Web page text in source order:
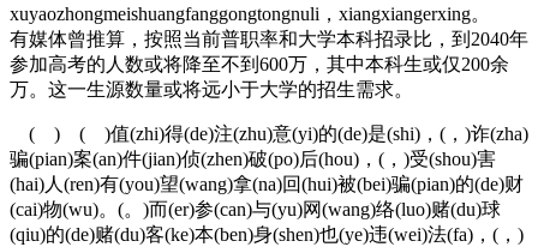
xuyaozhongmeishuangfanggongtongnuli，xiangxiangerxing。
有媒体曾推算，按照当前普职率和大学本科招录比，到2040年
参加高考的人数或将降至不到600万，其中本科生或仅200余
万。这一生源数量或将远小于大学的招生需求。
( ) ( )值(zhi)得(de)注(zhu)意(yi)的(de)是(shi)，(，)诈(zha)
骗(pian)案(an)件(jian)侦(zhen)破(po)后(hou)，(，)受(shou)害
(hai)人(ren)有(you)望(wang)拿(na)回(hui)被(bei)骗(pian)的(de)财
(cai)物(wu)。(。)而(er)参(can)与(yu)网(wang)络(luo)赌(du)球
(qiu)的(de)赌(du)客(ke)本(ben)身(shen)也(ye)违(wei)法(fa)，(，)